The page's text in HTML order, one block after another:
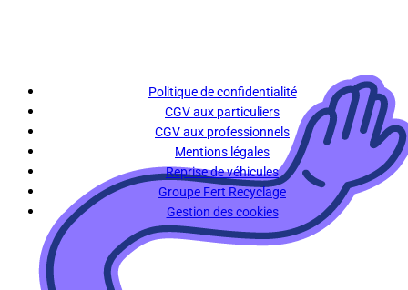
Politique de confidentialité
CGV aux particuliers
CGV aux professionnels
Mentions légales
Reprise de véhicules
Groupe Fert Recyclage
Gestion des cookies